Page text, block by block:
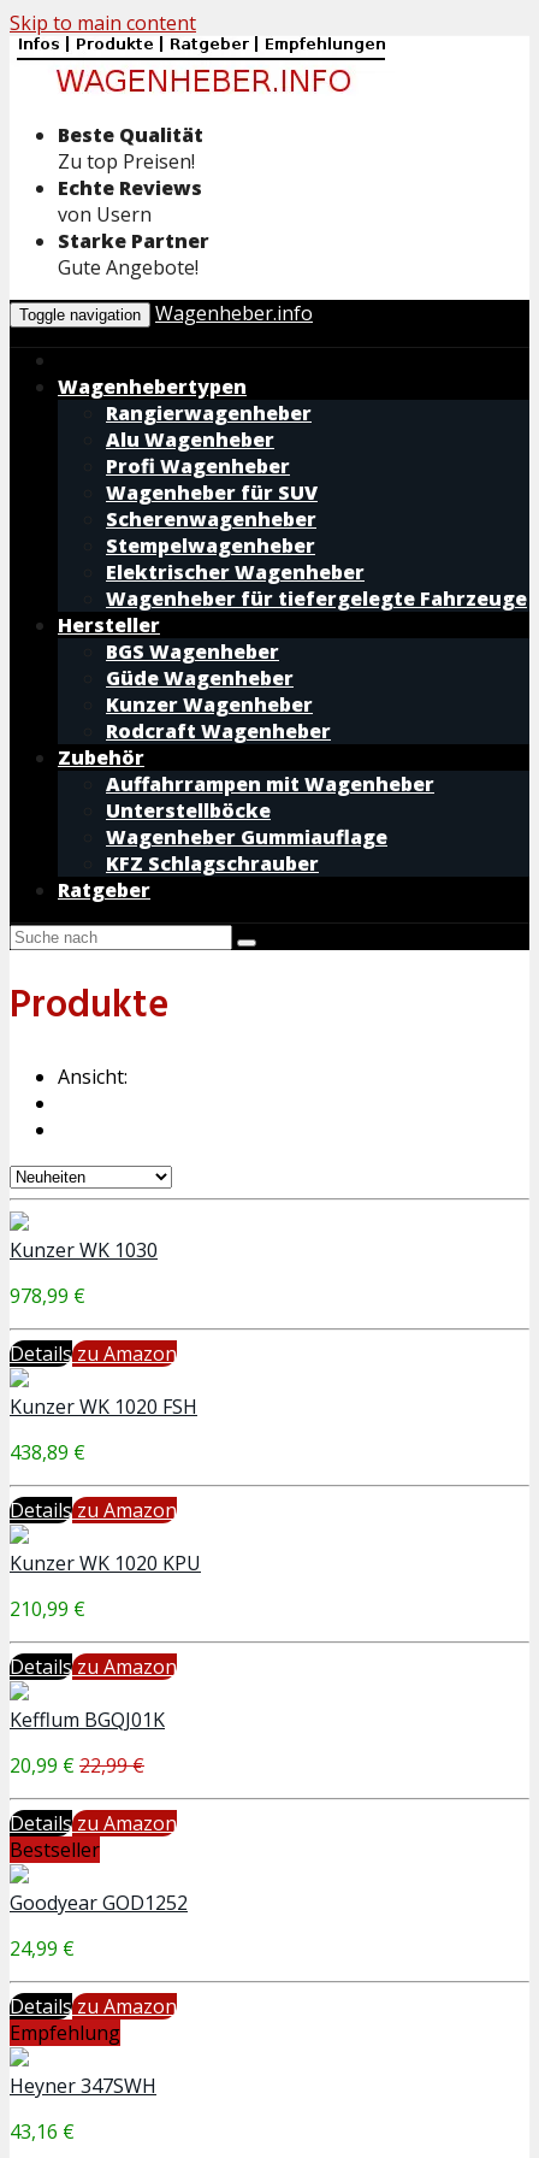
Skip to main content
Beste Qualität
Zu top Preisen!
Echte Reviews
von Usern
Starke Partner
Gute Angebote!
Toggle navigation Wagenheber.info
Wagenhebertypen
Rangierwagenheber
Alu Wagenheber
Profi Wagenheber
Wagenheber für SUV
Scherenwagenheber
Stempelwagenheber
Elektrischer Wagenheber
Wagenheber für tiefergelegte Fahrzeuge
Hersteller
BGS Wagenheber
Güde Wagenheber
Kunzer Wagenheber
Rodcraft Wagenheber
Zubehör
Auffahrrampen mit Wagenheber
Unterstellböcke
Wagenheber Gummiauflage
KFZ Schlagschrauber
Ratgeber
Produkte
Ansicht:
Kunzer WK 1030
978,99 €
Detailszu Amazon
Kunzer WK 1020 FSH
438,89 €
Detailszu Amazon
Kunzer WK 1020 KPU
210,99 €
Detailszu Amazon
Kefflum BGQJ01K
20,99 €22,99 €
Detailszu Amazon
Bestseller
Goodyear GOD1252
24,99 €
Detailszu Amazon
Empfehlung
Heyner 347SWH
43,16 €